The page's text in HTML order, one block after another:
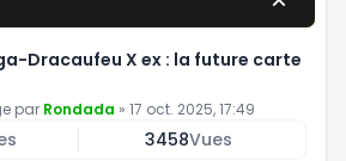
Dracaufeu X ex : la future carte
par Rondada » 17 oct. 2025, 17:49
3458Vues